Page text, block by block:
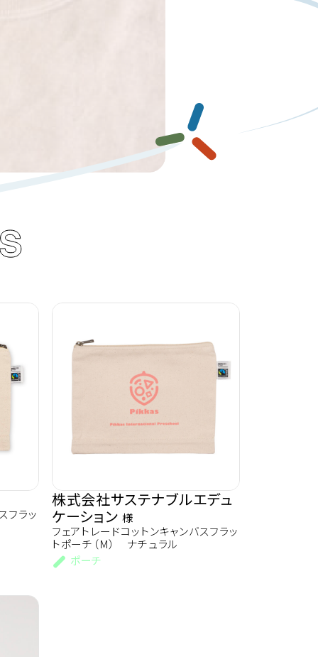
フラッ
株式会社サステナブルエデュ
ケーション 様
フェアトレードコットンキャンバスフラッ
トポーチ（M） ナチュラル
ポーチ